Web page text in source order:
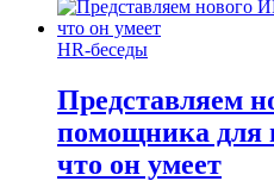
HR-беседы
Представляем
помощника для
что он умеет